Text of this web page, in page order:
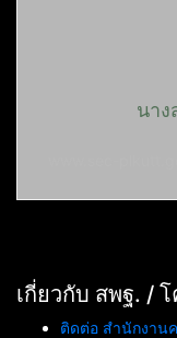
นาง
เกี่ยวกับ สพฐ. /
ติดต่อ สำนักงาน